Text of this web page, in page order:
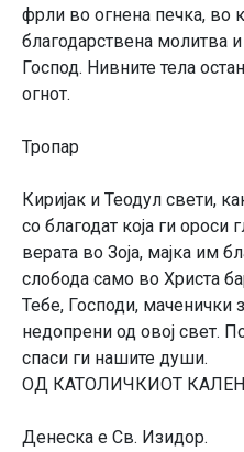
фрли во огнена печка, во
благодарствена молитва
Господ. Нивните тела
огнот.
Тропар
Киријак и Теодул свети,
со благодат која ги ороси
верата во Зоја, мајка им
слобода само во Христа
Тебе, Господи, маченички
недопрени од овој свет.
спаси ги нашите души.
ОД КАТОЛИЧКИОТ
Денеска е Св. Изидор.